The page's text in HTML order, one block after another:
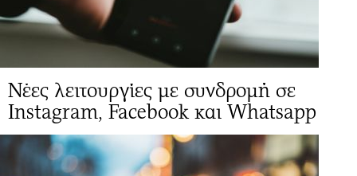
Νέες λειτουργίες με συνδρομή σε
Instagram, Facebook και Whatsapp